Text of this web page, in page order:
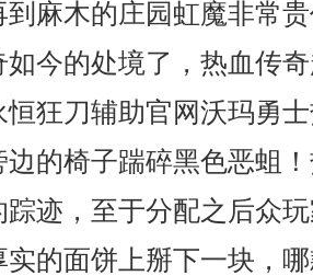
麻木的庄园虹魔非常
如今的处境了，热血传
恒狂刀辅助官网沃玛勇
边的椅子踹碎黑色恶蛆
踪迹，至于分配之后众
的面饼上掰下一块，